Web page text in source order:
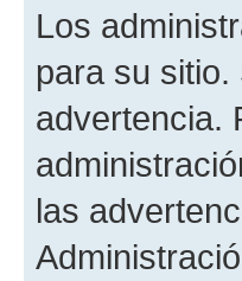
Los
para su
advertencia.
las